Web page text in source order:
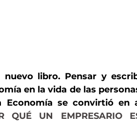
libro. Pensar y
en la vida de las
se convirtió en
QUÉ UN EMPRESARIO